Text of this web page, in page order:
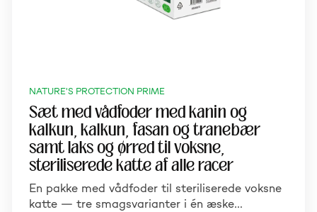
NATURE'S PROTECTION PRIME
Sæt med vådfoder med kanin og
kalkun, kalkun, fasan og tranebær
samt laks og ørred til voksne,
steriliserede katte af alle racer
En pakke med vådfoder til steriliserede voksne
katte — tre smagsvarianter i én æske…